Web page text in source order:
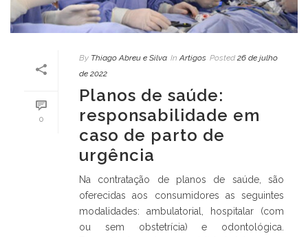
0
By Thiago Abreu e Silva In Artigos Posted 26 de julho
de 2022
Planos de saúde:
responsabilidade em
caso de parto de
urgência
Na contratação de planos de saúde, são
oferecidas aos consumidores as seguintes
modalidades: ambulatorial, hospitalar (com
ou sem obstetrícia) e odontológica.